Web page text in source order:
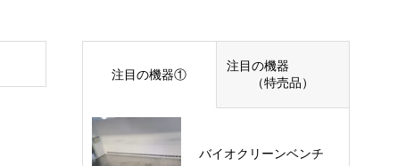
注目の機器①
注目の機器
（特売品）
バイオクリーンベンチ